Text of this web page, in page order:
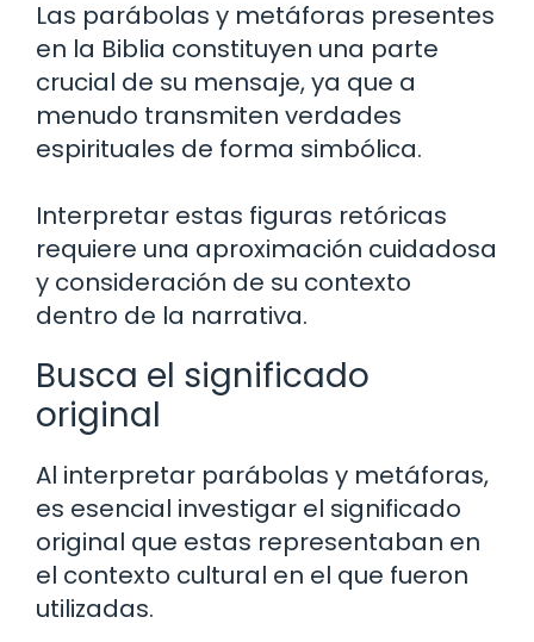
Las parábolas y metáforas presentes
en la Biblia constituyen una parte
crucial de su mensaje, ya que a
menudo transmiten verdades
espirituales de forma simbólica.
Interpretar estas figuras retóricas
requiere una aproximación cuidadosa
y consideración de su contexto
dentro de la narrativa.
Busca el significado
original
Al interpretar parábolas y metáforas,
es esencial investigar el significado
original que estas representaban en
el contexto cultural en el que fueron
utilizadas.